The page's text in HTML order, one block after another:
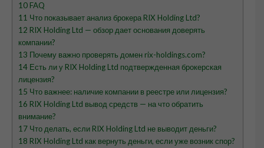
10 FAQ
11 Что показывает анализ брокера RIX Holding Ltd?
12 RIX Holding Ltd — обзор дает основания доверять
компании?
13 Почему важно проверять домен rix-holdings.com?
14 Есть ли у RIX Holding Ltd подтвержденная брокерская
лицензия?
15 Что важнее: наличие компании в реестре или лицензия?
16 RIX Holding Ltd вывод средств — на что обратить
внимание?
17 Что делать, если RIX Holding Ltd не выводит деньги?
18 RIX Holding Ltd как вернуть деньги, если уже возник спор?